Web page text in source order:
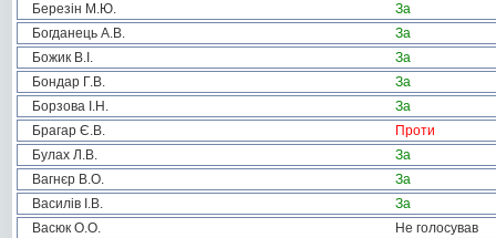
Березін М.Ю.
За
Богданець А.В.
За
Божик В.І.
За
Бондар Г.В.
За
Борзова І.Н.
За
Брагар Є.В.
Проти
Булах Л.В.
За
Вагнєр В.О.
За
Василів І.В.
За
Васюк О.О.
Не голосував